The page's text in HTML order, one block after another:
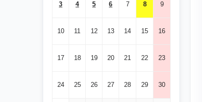
3 4 5 6 7 8 9
10 11 12 13 14 15 16
17 18 19 20 21 22 23
24 25 26 27 28 29 30